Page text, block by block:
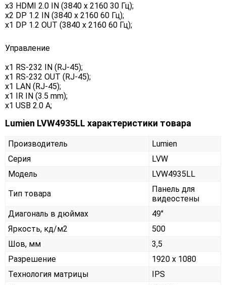
x3 HDMI 2.0 IN (3840 х 2160 30 Гц);
x2 DP 1.2 IN (3840 х 2160 60 Гц);
x1 DP 1.2 OUT (3840 x 2160 60 Гц);
Управление
х1 RS-232 IN (RJ-45);
x1 RS-232 OUT (RJ-45);
x1 LAN (RJ-45);
x1 IR IN (3.5 mm);
x1 USB 2.0 A;
Lumien LVW4935LL характеристики товара
Производитель
Lumien
Серия
LVW
Модель
LVW4935LL
Тип товара
Панель для
видеостены
Диагональ в дюймах
49"
Яркость, кд/м2
500
Шов, мм
3,5
Разрешение
1920 x 1080
Технология матрицы
IPS